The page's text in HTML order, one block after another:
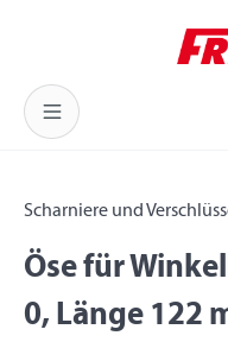
Zum Hauptinhalt springen
Scharniere und
Öse für
0, Länge 122